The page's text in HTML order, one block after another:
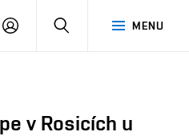
MENU
PŘIHLÁSIT
v Rosicích u